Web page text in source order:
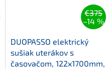
€375
–14 %
DUOPASSO elektrický
sušiak uterákov s
časovačom, 122x1700mm,